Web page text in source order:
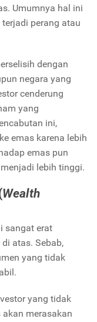
Umumnya hal ini
perang atau
dengan
negara yang
cenderung
yang
ini,
emas karena lebih
emas pun
lebih tinggi.
Wealth
sangat erat
atas. Sebab,
yang tidak
yang tidak
merasakan